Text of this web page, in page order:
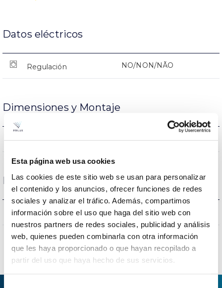
Esta página web usa cookies
Las cookies de este sitio web se usan para personalizar
el contenido y los anuncios, ofrecer funciones de redes
sociales y analizar el tráfico. Además, compartimos
información sobre el uso que haga del sitio web con
nuestros partners de redes sociales, publicidad y análisis
web, quienes pueden combinarla con otra información
que les haya proporcionado o que hayan recopilado a
partir del uso que haya hecho de sus servicios.
Datos eléctricos
Regulación NO/NON/NÃO
Dimensiones y Montaje
Empalmable NO/NON/NÃO
Protecciones
Protección sobretensiones SI/YES/OUI/SIM